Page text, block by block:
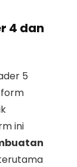
4 dan
5
ini